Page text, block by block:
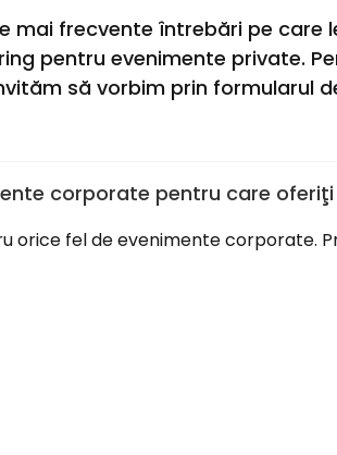
mai frecvente întrebări pe care
pentru evenimente private.
să vorbim prin formularul
corporate pentru care oferiţi
orice fel de evenimente corporate.